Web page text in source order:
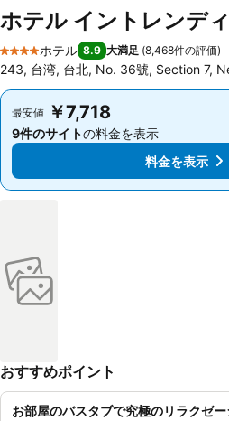
ホテル イントレンディ
4 ホテルのランク
ホテル 8.9 大満足 (8,468件の評価)
243, 台湾, 台北, No. 36號, Section 7,
最安値 ￥7,718
9件のサイトの料金を表示
料金を表示
最安値 ￥7,718
9件のサイトの料金を表示
料金を表示
おすすめポイント
お部屋のバスタブで究極のリラクゼ